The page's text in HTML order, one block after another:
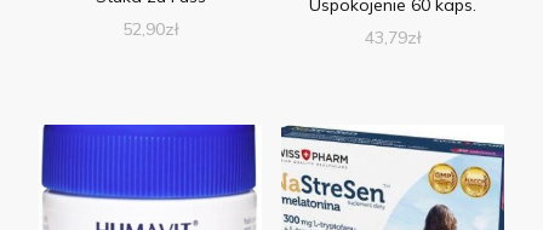
52,90zł
Uspokojenie 60 kaps.
43,79zł